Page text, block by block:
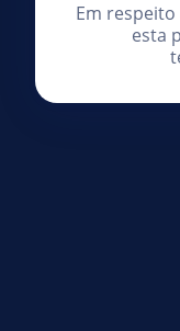
Em
esta